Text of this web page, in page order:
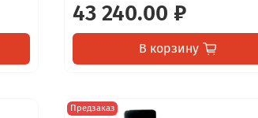
43 240.00 ₽
В корзину
Предзаказ